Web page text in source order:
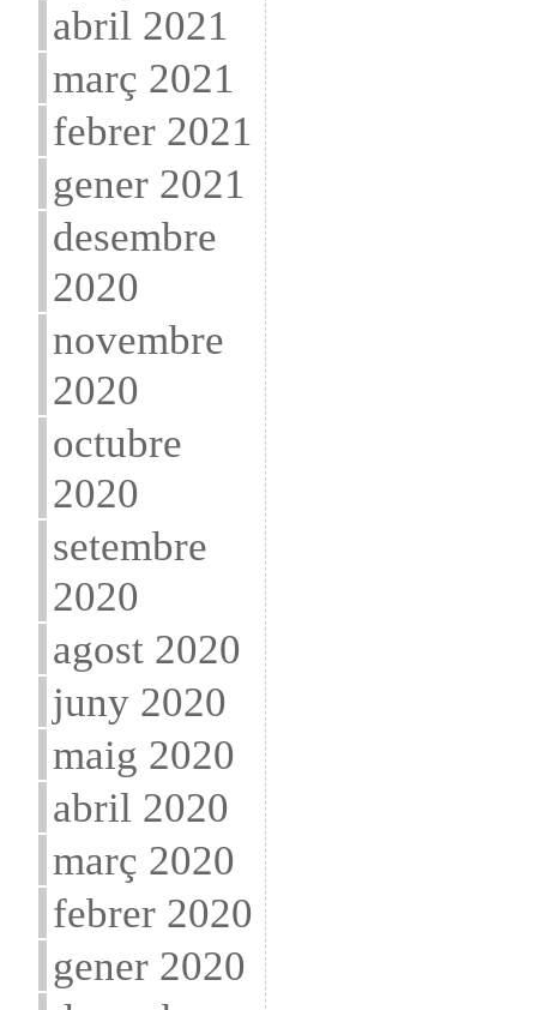
abril 2021
març 2021
febrer 2021
gener 2021
desembre
2020
novembre
2020
octubre
2020
setembre
2020
agost 2020
juny 2020
maig 2020
abril 2020
març 2020
febrer 2020
gener 2020